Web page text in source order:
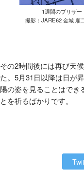
1週間のブリザー
撮影：JARE62 金城 順
その2時間後には再び天
た。 5月31日以降は日が
陽の姿を見ることはでき
とを祈るばかりです。